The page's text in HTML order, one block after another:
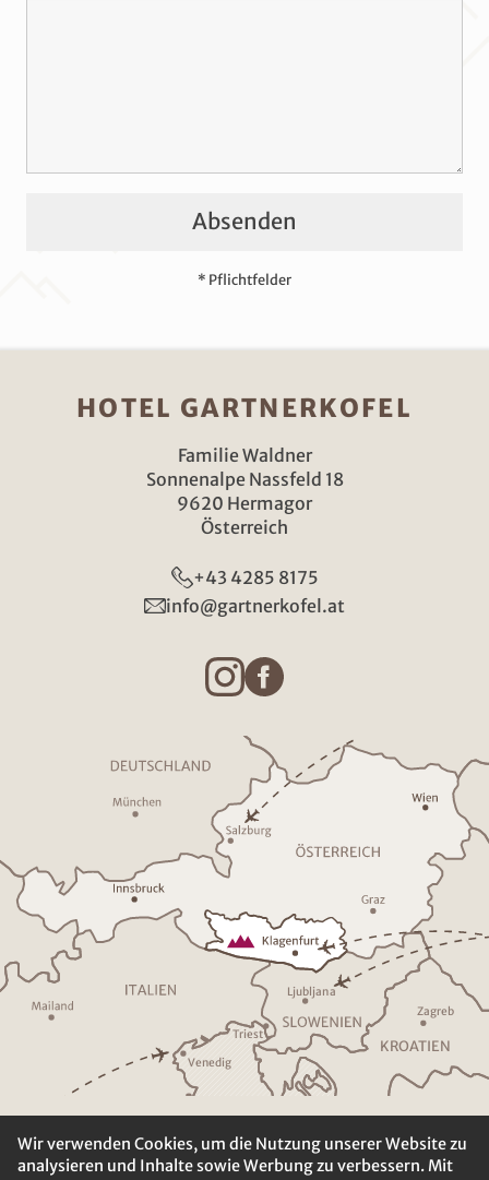
Absenden
* Pflichtfelder
HOTEL GARTNERKOFEL
Familie Waldner
Sonnenalpe Nassfeld 18
9620 Hermagor
Österreich
+43 4285 8175
info@gartnerkofel.at
Ljubljana
Zagreb
KROATIEN
Triest
Venedig
Wir verwenden Cookies, um die Nutzung unserer Website zu
analysieren und Inhalte sowie Werbung zu verbessern. Mit